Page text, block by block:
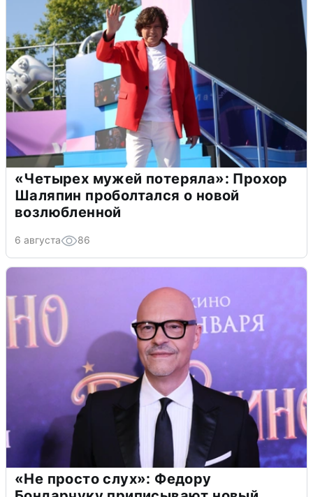
«Четырех мужей потеряла»: Прохор
Шаляпин проболтался о новой
возлюбленной
6 августа 86
«Не просто слух»: Федору